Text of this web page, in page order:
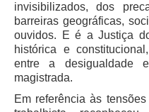
Calendário de Eventos
Calendário de Eventos
Calendário das Sessões
Calendário das Correições
Calendário de Suspensão
invisibilizados, dos
barreiras geográficas,
ouvidos. E é a Justiça
histórica e
entre a desigualdade
magistrada.
Em referência às